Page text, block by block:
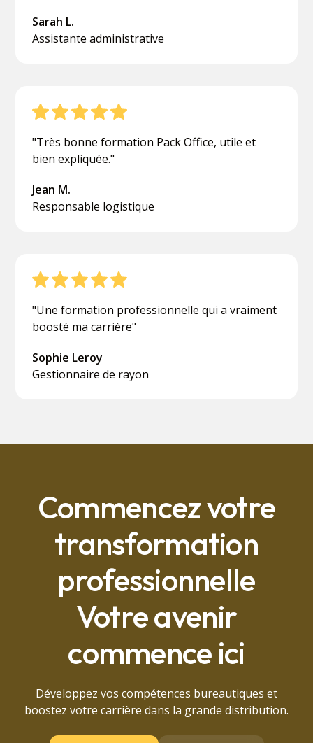
Sarah L.
Assistante administrative
"Très bonne formation Pack Office, utile et
bien expliquée."
Jean M.
Responsable logistique
"Une formation professionnelle qui a vraiment
boosté ma carrière"
Sophie Leroy
Gestionnaire de rayon
Commencez votre
transformation
professionnelle
Votre avenir
commence ici
Développez vos compétences bureautiques et
boostez votre carrière dans la grande distribution.